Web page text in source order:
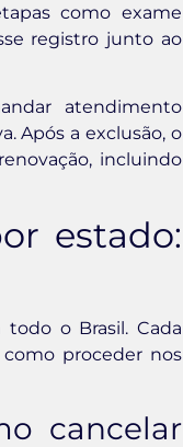
como exame
registro junto ao
atendimento
Após a exclusão, o
incluindo
estado:
o Brasil. Cada
proceder nos
cancelar